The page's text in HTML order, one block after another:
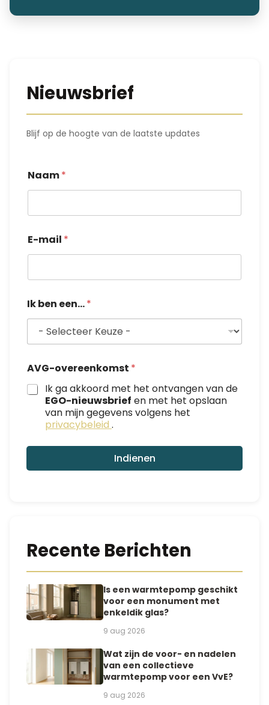
Nieuwsbrief
Blijf op de hoogte van de laatste updates
Naam*
E-mail *
V
G
o
e
r
e
e
m
t
v
e
r
e
n
k
s
Ik ben een...*
AVG-overeenkomst *
Ik ga akkoord met het ontvangen van de
EGO-nieuwsbrief en met het opslaan
van mijn gegevens volgens het
privacybeleid .
Indienen
Recente Berichten
Is een warmtepomp geschikt
voor een monument met
enkeldik glas?
9 aug 2026
Wat zijn de voor- en nadelen
van een collectieve
warmtepomp voor een VvE?
9 aug 2026